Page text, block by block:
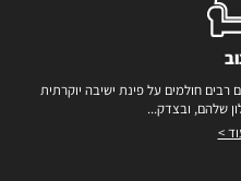
רבים חולמים על פינת ישיבה יוקרתית
שלהם, ובצדק...
>